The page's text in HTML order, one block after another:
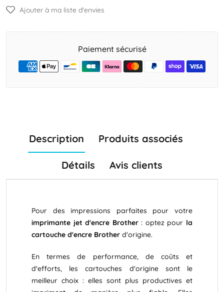
Ajouter à ma liste d'envies
Paiement sécurisé
Description Produits associés
Détails Avis clients
Pour des impressions parfaites pour votre
imprimante jet d'encre Brother: optez pour la
cartouche d'encre Brother d'origine.
En termes de performance, de coûts et
d'efforts, les cartouches d'origine sont le
meilleur choix : elles sont plus productives et